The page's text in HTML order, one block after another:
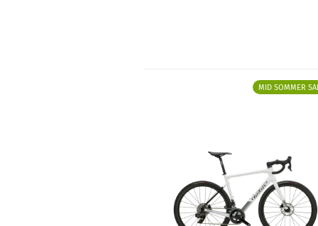
MID SOMMER